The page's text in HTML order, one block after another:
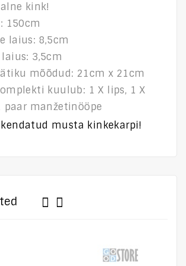
kink!
150cm
laius: 8,5cm
3,5cm
mõõdud: 21cm x 21cm
kuulub: 1 X lips, 1 X
paar manžetinööpe
musta kinkekarpi!